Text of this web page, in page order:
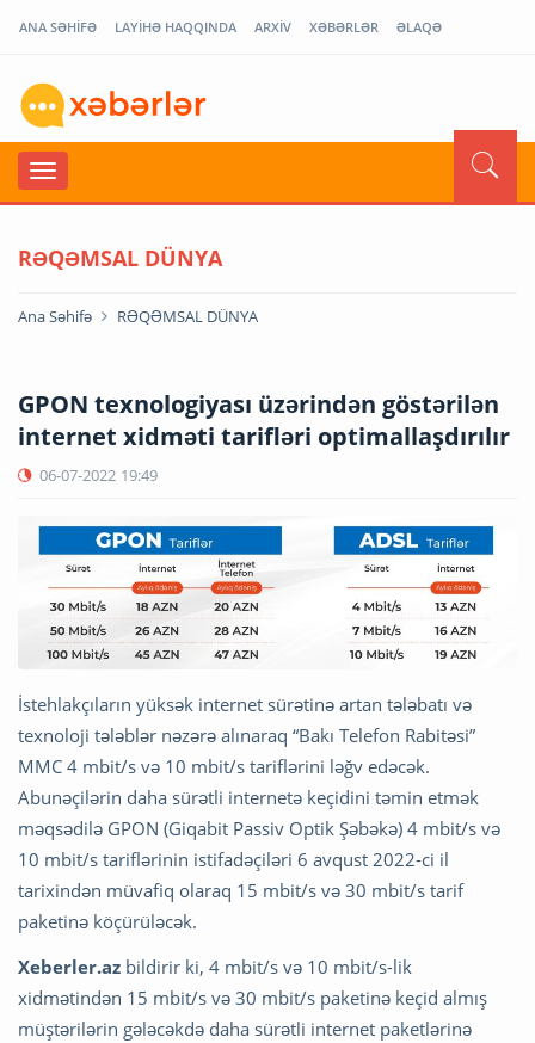
ANA SƏHİFƏ LAYİHƏ HAQQINDA ARXİV XƏBƏRLƏR ƏLAQƏ
RƏQƏMSAL DÜNYA
Ana Səhifə RƏQƏMSAL DÜNYA
GPON texnologiyası üzərindən göstərilən
internet xidməti tarifləri optimallaşdırılır
06-07-2022 19:49
İstehlakçıların yüksək internet sürətinə artan tələbatı və
texnoloji tələblər nəzərə alınaraq “Bakı Telefon Rabitəsi”
MMC 4 mbit/s və 10 mbit/s tariflərini ləğv edəcək.
Abunəçilərin daha sürətli internetə keçidini təmin etmək
məqsədilə GPON (Giqabit Passiv Optik Şəbəkə) 4 mbit/s və
10 mbit/s tariflərinin istifadəçiləri 6 avqust 2022-ci il
tarixindən müvafiq olaraq 15 mbit/s və 30 mbit/s tarif
paketinə köçürüləcək.
Xeberler.az bildirir ki, 4 mbit/s və 10 mbit/s-lik
xidmətindən 15 mbit/s və 30 mbit/s paketinə keçid almış
müştərilərin gələcəkdə daha sürətli internet paketlərinə